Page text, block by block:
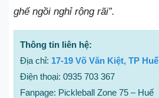
ghế ngồi nghỉ rộng rãi”.
Thông tin liên hệ:
Địa chỉ: 17-19 Võ Văn Kiệt, TP Huế
Điện thoại: 0935 703 367
Fanpage: Pickleball Zone 75 – Huế